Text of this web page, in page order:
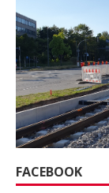
FACEBOOK